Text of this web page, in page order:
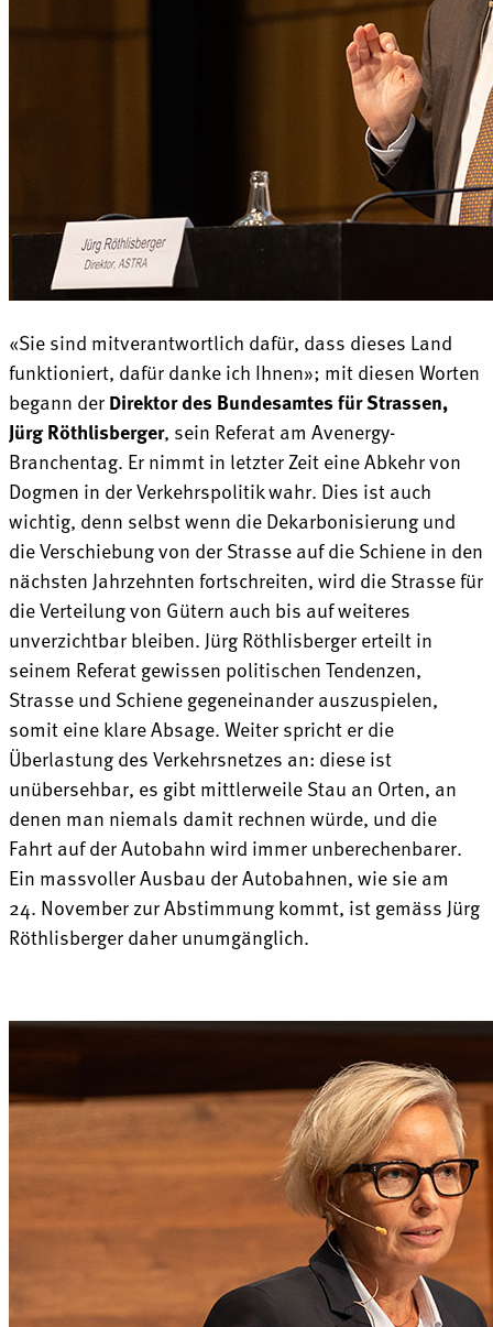
«Sie sind mitverantwortlich dafür, dass dieses Land
funktioniert, dafür danke ich Ihnen»; mit diesen Worten
begann derDirektor des Bundesamtes für Strassen,
Jürg Röthlisberger, sein Referat am Avenergy-
Branchentag. Er nimmt in letzter Zeit eine Abkehr von
Dogmen in der Verkehrspolitik wahr. Dies ist auch
wichtig, denn selbst wenn die Dekarbonisierung und
die Verschiebung von der Strasse auf die Schiene in den
nächsten Jahrzehnten fortschreiten, wird die Strasse für
die Verteilung von Gütern auch bis auf weiteres
unverzichtbar bleiben. Jürg Röthlisberger erteilt in
seinem Referat gewissen politischen Tendenzen,
Strasse und Schiene gegeneinander auszuspielen,
somit eine klare Absage. Weiter spricht er die
Überlastung des Verkehrsnetzes an: diese ist
unübersehbar, es gibt mittlerweile Stau an Orten, an
denen man niemals damit rechnen würde, und die
Fahrt auf der Autobahn wird immer unberechenbarer.
Ein massvoller Ausbau der Autobahnen, wie sie am
24. November zur Abstimmung kommt, ist gemäss Jürg
Röthlisberger daher unumgänglich.